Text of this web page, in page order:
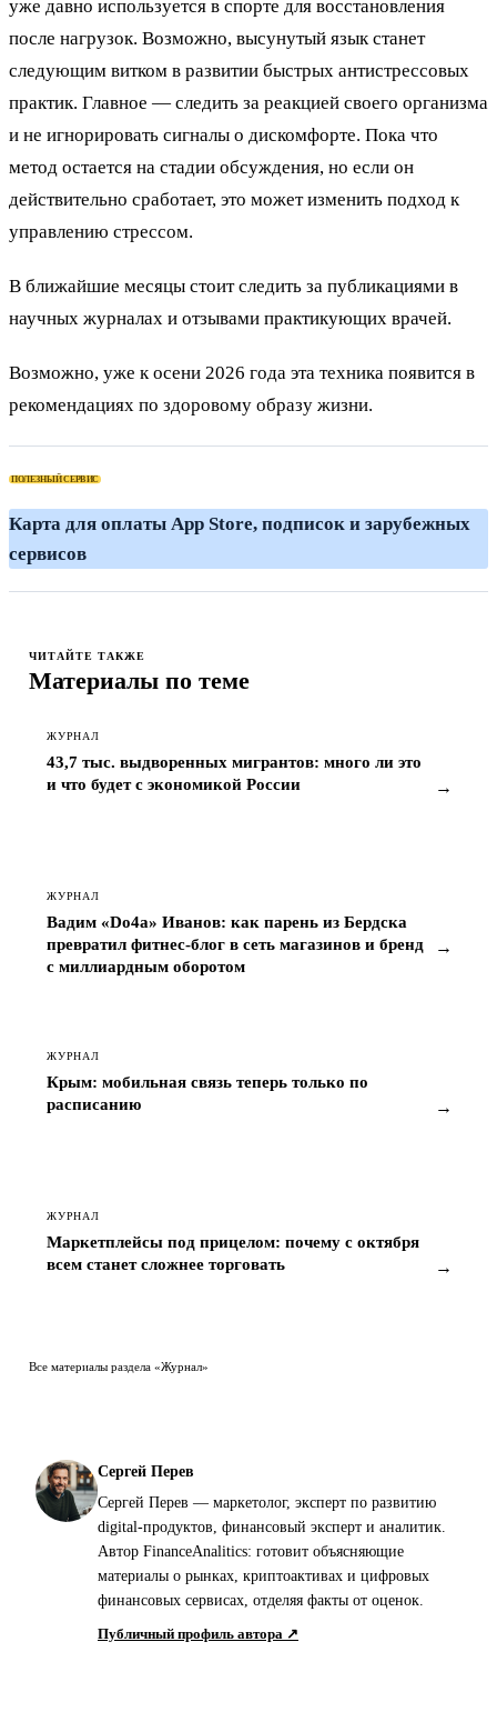
уже давно используется в спорте для восстановления
после нагрузок. Возможно, высунутый язык станет
следующим витком в развитии быстрых антистрессовых
практик. Главное — следить за реакцией своего организма
и не игнорировать сигналы о дискомфорте. Пока что
метод остается на стадии обсуждения, но если он
действительно сработает, это может изменить подход к
управлению стрессом.
В ближайшие месяцы стоит следить за публикациями в
научных журналах и отзывами практикующих врачей.
Возможно, уже к осени 2026 года эта техника появится в
рекомендациях по здоровому образу жизни.
ПОЛЕЗНЫЙ СЕРВИС
Карта для оплаты App Store, подписок и зарубежных
сервисов
ЧИТАЙТЕ ТАКЖЕ
Материалы по теме
ЖУРНАЛ
43,7 тыс. выдворенных мигрантов: много ли это
и что будет с экономикой России
→
ЖУРНАЛ
Вадим «Do4a» Иванов: как парень из Бердска
превратил фитнес-блог в сеть магазинов и бренд
с миллиардным оборотом
→
ЖУРНАЛ
Крым: мобильная связь теперь только по
расписанию
→
ЖУРНАЛ
Маркетплейсы под прицелом: почему с октября
всем станет сложнее торговать
→
Все материалы раздела «Журнал»
Сергей Перев
Сергей Перев — маркетолог, эксперт по развитию
digital-продуктов, финансовый эксперт и аналитик.
Автор FinanceAnalitics: готовит объясняющие
материалы о рынках, криптоактивах и цифровых
финансовых сервисах, отделяя факты от оценок.
Публичный профиль автора ↗